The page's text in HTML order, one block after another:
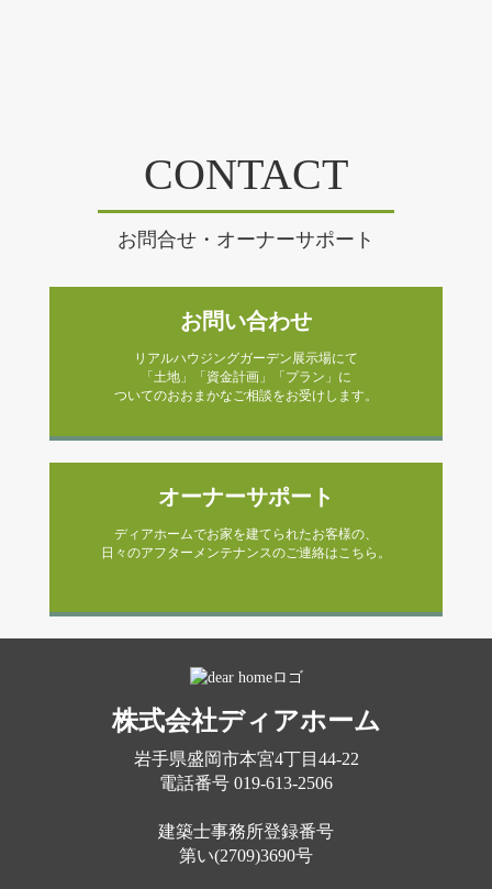
CONTACT
お問合せ・オーナーサポート
お問い合わせ
リアルハウジングガーデン展示場にて
「土地」「資金計画」「プラン」に
ついてのおおまかなご相談をお受けします。
オーナーサポート
ディアホームでお家を建てられたお客様の、
日々のアフターメンテナンスのご連絡はこちら。
株式会社ディアホーム
岩手県盛岡市本宮4丁目44-22
電話番号 019-613-2506
建築士事務所登録番号
第い(2709)3690号